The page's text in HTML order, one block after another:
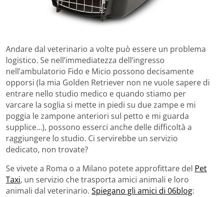
Andare dal veterinario a volte può essere un problema
logistico. Se nell’immediatezza dell’ingresso
nell’ambulatorio Fido e Micio possono decisamente
opporsi (la mia Golden Retriever non ne vuole sapere di
entrare nello studio medico e quando stiamo per
varcare la soglia si mette in piedi su due zampe e mi
poggia le zampone anteriori sul petto e mi guarda
supplice…), possono esserci anche delle difficoltà a
raggiungere lo studio. Ci servirebbe un servizio
dedicato, non trovate?
Se vivete a Roma o a Milano potete approfittare del Pet
Taxi, un servizio che trasporta amici animali e loro
animali dal veterinario. Spiegano gli amici di 06blog: